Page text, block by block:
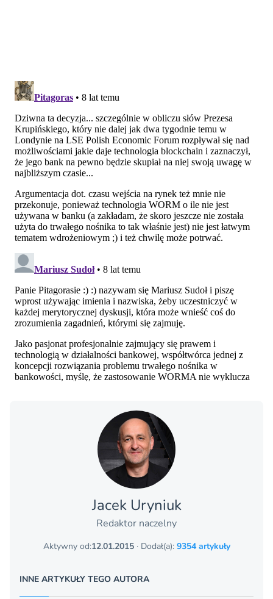
Jacek Uryniuk
Redaktor naczelny
Aktywny od:12.01.2015· Dodał(a): 9354 artykuły
INNE ARTYKUŁY TEGO AUTORA